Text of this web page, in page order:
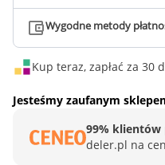
Wygodne metody
Kup teraz, zapłać za 30
Jesteśmy zaufanym
99% klientów
deler.pl na